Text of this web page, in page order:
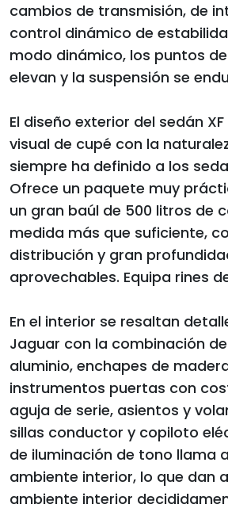
cambios de transmisión, de
control dinámico de
modo dinámico, los puntos
elevan y la suspensión se
El diseño exterior del sedán
visual de cupé con la
siempre ha definido a los
Ofrece un paquete muy
un gran baúl de 500 litros de
medida más que suficiente,
distribución y gran
aprovechables. Equipa rines
En el interior se resaltan
Jaguar con la combinación
aluminio, enchapes de
instrumentos puertas con
aguja de serie, asientos y
sillas conductor y copiloto
de iluminación de tono llama
ambiente interior, lo que dan
ambiente interior